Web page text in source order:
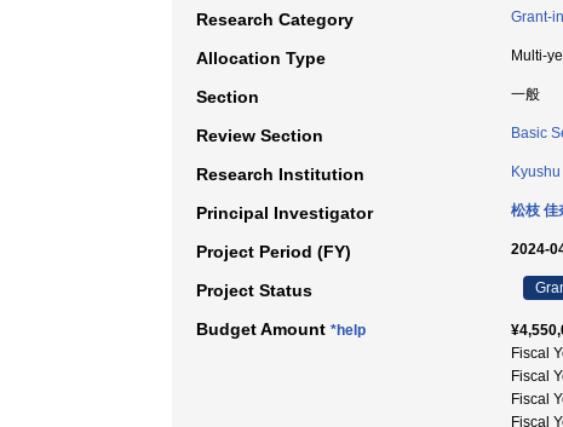
Research Category Grant-
Allocation Type Multi-
Section 一般
Review Section Basic
Research Institution
Principal Investigator 松枝 佳
Project Period (FY) 2024-
Project Status
Budget Amount *help
Fiscal
Fiscal
Fiscal
Fiscal